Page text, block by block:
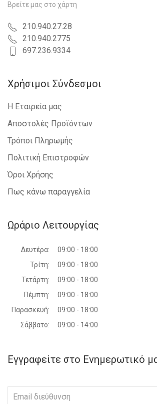
Βρείτε μας στο χάρτη
210.940.27.28
210.940.2775
697.236.9334
Χρήσιμοι Σύνδεσμοι
Η Εταιρεία μας
Αποστολές Προϊόντων
Τρόποι Πληρωμής
Πολιτική Επιστροφών
Όροι Χρήσης
Πως κάνω παραγγελία
Ωράριο Λειτουργίας
Δευτέρα:
09:00 - 18:00
Τρίτη:
09:00 - 18:00
Τετάρτη:
09:00 - 18:00
Πέμπτη:
09:00 - 18:00
Παρασκευή:
09:00 - 18:00
Σάββατο:
09:00 - 14:00
Εγγραφείτε στο Ενημερωτικό